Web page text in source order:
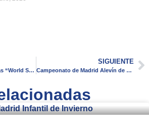
Teresa Perales oro en las “World Series” de Singapur
SIGUIENTE
Campeonato de Madrid Alevín de Verano